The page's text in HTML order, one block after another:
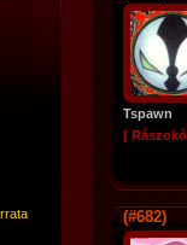
Tspawn
[
(#682)